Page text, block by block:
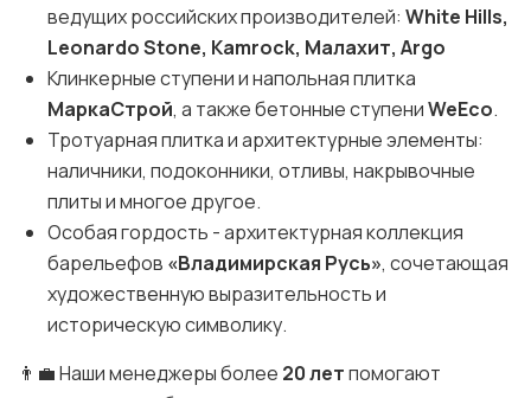
ведущих российских производителей: White Hills,
Leonardo Stone, Kamrock, Малахит, Argo
Клинкерные ступени и напольная плитка
МаркаСтрой, а также бетонные ступениWeEco.
Тротуарная плитка и архитектурные элементы:
наличники, подоконники, отливы, накрывочные
плиты и многое другое.
Особая гордость - архитектурная коллекция
барельефов «Владимирская Русь», сочетающая
художественную выразительность и
историческую символику.
👨‍💼 Наши менеджеры более 20 летпомогают